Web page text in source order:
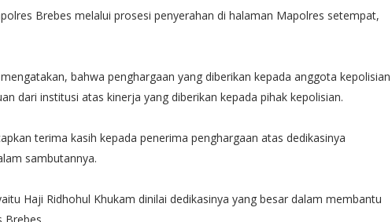
Brebes melalui prosesi penyerahan di halaman Mapolres setempat,
bahwa penghargaan yang diberikan kepada anggota kepolisian
dari institusi atas kinerja yang diberikan kepada pihak kepolisian.
terima kasih kepada penerima penghargaan atas dedikasinya
sambutannya.
Haji Ridhohul Khukam dinilai dedikasinya yang besar dalam membantu